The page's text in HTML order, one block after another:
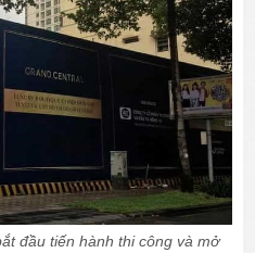
đầu tiến hành thi công và mở